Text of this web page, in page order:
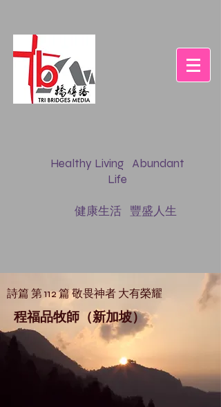
Healthy Living Abundant
Life
健康生活 豐盛人生
詩篇 第 112 篇 敬畏神者 大有榮耀
程福品牧師（新加坡）